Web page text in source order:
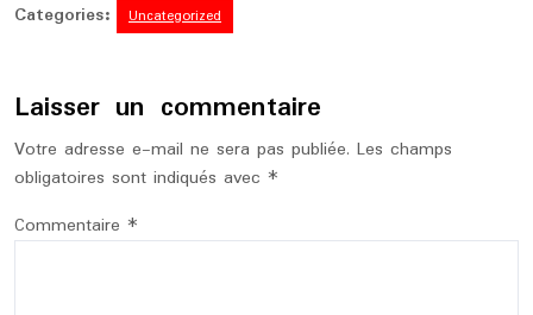
Categories:
Uncategorized
Laisser un commentaire
Votre adresse e-mail ne sera pas publiée. Les champs
obligatoires sont indiqués avec *
Commentaire *